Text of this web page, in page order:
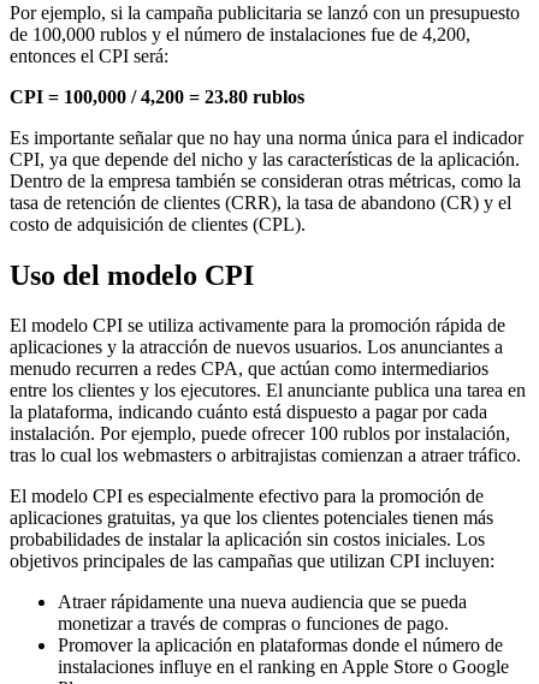
Por ejemplo, si la campaña publicitaria se lanzó con un presupuesto
de 100,000 rublos y el número de instalaciones fue de 4,200,
entonces el CPI será:
CPI = 100,000 / 4,200 = 23.80 rublos
Es importante señalar que no hay una norma única para el indicador
CPI, ya que depende del nicho y las características de la aplicación.
Dentro de la empresa también se consideran otras métricas, como la
tasa de retención de clientes (CRR), la tasa de abandono (CR) y el
costo de adquisición de clientes (CPL).
Uso del modelo CPI
El modelo CPI se utiliza activamente para la promoción rápida de
aplicaciones y la atracción de nuevos usuarios. Los anunciantes a
menudo recurren a redes CPA, que actúan como intermediarios
entre los clientes y los ejecutores. El anunciante publica una tarea en
la plataforma, indicando cuánto está dispuesto a pagar por cada
instalación. Por ejemplo, puede ofrecer 100 rublos por instalación,
tras lo cual los webmasters o arbitrajistas comienzan a atraer tráfico.
El modelo CPI es especialmente efectivo para la promoción de
aplicaciones gratuitas, ya que los clientes potenciales tienen más
probabilidades de instalar la aplicación sin costos iniciales. Los
objetivos principales de las campañas que utilizan CPI incluyen:
Atraer rápidamente una nueva audiencia que se pueda
monetizar a través de compras o funciones de pago.
Promover la aplicación en plataformas donde el número de
instalaciones influye en el ranking en Apple Store o Google